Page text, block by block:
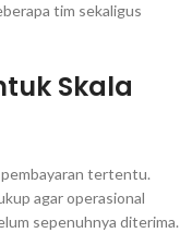
tim sekaligus
Skala
tertentu.
agar operasional
sepenuhnya diterima.